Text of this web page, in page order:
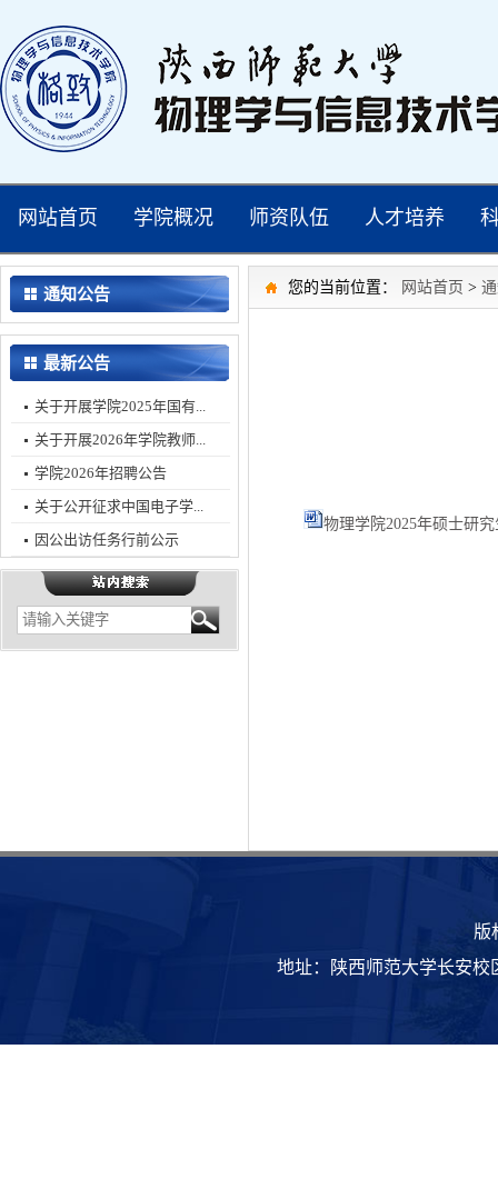
网站首页 学院概况 师资队伍 人才培养
通知公告
最新公告
关于开展学院2025年国有...
关于开展2026年学院教师...
学院2026年招聘公告
关于公开征求中国电子学...
因公出访任务行前公示
您的当前位置： 网站首页 >
物理学院2025年硕士研
版
地址：陕西师范大学长安校